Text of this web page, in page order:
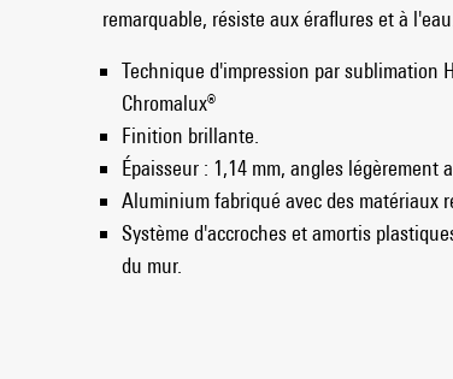
remarquable, résiste aux éraflures et à
Technique d'impression par sublimation
Chromalux®
Finition brillante.
Épaisseur : 1,14 mm, angles légèrement
Aluminium fabriqué avec des matériaux
Système d'accroches et amortis
du mur.